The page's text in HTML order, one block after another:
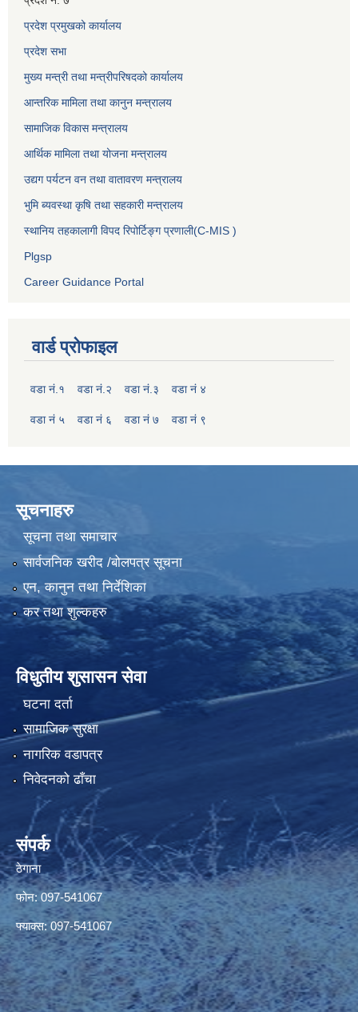
प्रदेश प्रमुखको कार्यालय
प्रदेश सभा
मुख्य मन्त्री तथा मन्त्रीपरिषदको कार्यालय
आन्तरिक मामिला तथा कानुन मन्त्रालय
सामाजिक विकास मन्त्रालय
आर्थिक मामिला तथा योजना मन्त्रालय
उद्यग पर्यटन वन तथा वातावरण मन्त्रालय
भुमि ब्यवस्था कृषि तथा सहकारी मन्त्रालय
स्थानिय तहकालागी विपद रिपोर्टिङ्ग प्रणाली(C-MIS )
Plgsp
Career Guidance Portal
वार्ड प्रोफाइल
वडा नं.१ वडा नं.२ वडा नं.३ वडा नं ४
वडा नं ५ वडा नं ६ वडा नं ७ वडा नं ९
सूचनाहरु
सूचना तथा समाचार
सार्वजनिक खरीद /बोलपत्र सूचना
एन, कानुन तथा निर्देशिका
कर तथा शुल्कहरु
विधुतीय शुसासन सेवा
घटना दर्ता
सामाजिक सुरक्षा
नागरिक वडापत्र
निवेदनको ढाँचा
संपर्क
ठेगाना
फोन: 097-541067
फ्याक्स: 097-541067